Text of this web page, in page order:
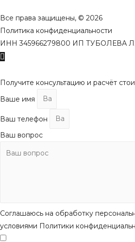
Все права защищены, © 2026
Политика конфиденциальности
ИНН 345966279800 ИП ТУБОЛЕВА
Получите консультацию и расчёт
Ваше имя
Ваш телефон
Ваш вопрос
Соглашаюсь на обработку
условиями Политики